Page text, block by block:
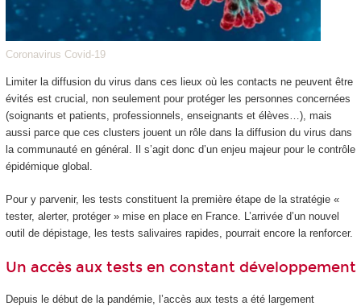
Coronavirus Covid-19
Limiter la diffusion du virus dans ces lieux où les contacts ne peuvent être
évités est crucial, non seulement pour protéger les personnes concernées
(soignants et patients, professionnels, enseignants et élèves…), mais
aussi parce que ces clusters jouent un rôle dans la diffusion du virus dans
la communauté en général. Il s’agit donc d’un enjeu majeur pour le contrôle
épidémique global.
Pour y parvenir, les tests constituent la première étape de la stratégie «
tester, alerter, protéger » mise en place en France. L’arrivée d’un nouvel
outil de dépistage, les tests salivaires rapides, pourrait encore la renforcer.
Un accès aux tests en constant développement
Depuis le début de la pandémie, l’accès aux tests a été largement